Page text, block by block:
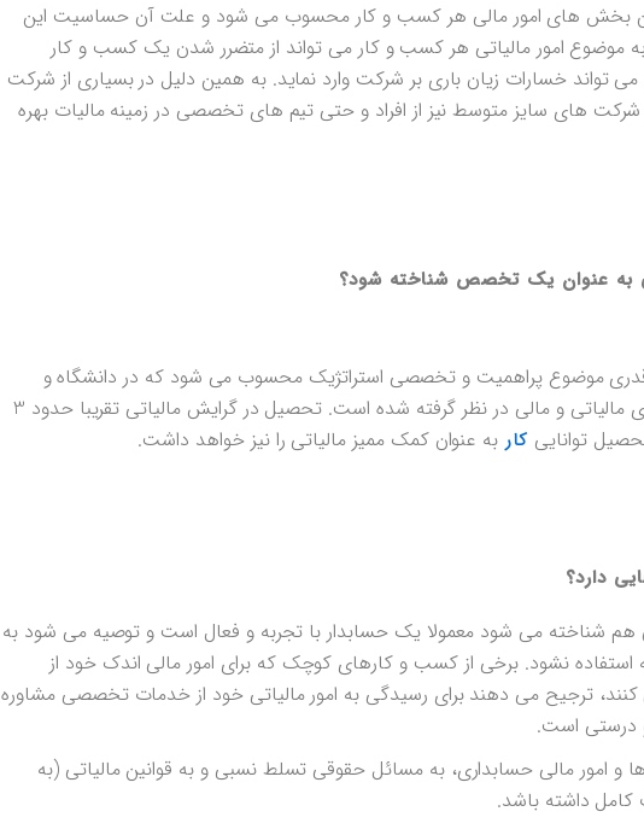
بخش های امور مالی هر کسب و کار محسوب می شود و علت آن حساسیت این
امور مالیاتی هر کسب و کار می تواند از متضرر شدن یک کسب و کار
تواند خسارات زیان باری بر شرکت وارد نماید. به همین دلیل در بسیاری از شرکت
های سایز متوسط نیز از افراد و حتی تیم های تخصصی در زمینه مالیات بهره
به عنوان یک تخصص شناخته شود؟
موضوع پراهمیت و تخصصی استراتژیک محسوب می شود که در دانشگاه و
تحصیلات آکادمیک نیز دو گرایش حسابداری مالیاتی و مالی در نظر گرفته شده است. تحصیل در گرایش مالیاتی تقریبا حدود 3
توانایی کار به عنوان کمک ممیز مالیاتی را نیز خواهد داشت.
دارد؟
هم شناخته می شود معمولا یک حسابدار با تجربه و فعال است و توصیه می شود به
استفاده نشود. برخی از کسب و کارهای کوچک که برای امور مالی اندک خود از
کنند، ترجیح می دهند برای رسیدگی به امور مالیاتی خود از خدمات تخصصی مشاوره
و درستی است.
و امور مالی حسابداری، به مسائل حقوقی تسلط نسبی و به قوانین مالیاتی (به
داشته باشد.